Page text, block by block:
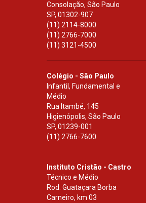
Consolação, São Paulo
SP, 01302-907
(11) 2114-8000
(11) 2766-7000
(11) 3121-4500
Colégio - São Paulo
Infantil, Fundamental e
Médio
Rua Itambé, 145
Higienópolis, São Paulo
SP, 01239-001
(11) 2766-7600
Instituto Cristão - Castro
Técnico e Médio
Rod. Guataçara Borba
Carneiro, km 03